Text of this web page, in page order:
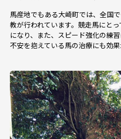
馬産地でもある大崎町では、全国
教が行われています。競走馬にと
になり、また、スピード強化の練
不安を抱えている馬の治療にも効果